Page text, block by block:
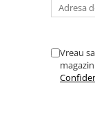
Vreau